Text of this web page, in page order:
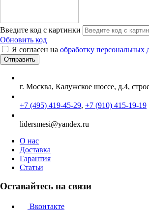
Введите код с картинки
Обновить код
Я согласен на обработку персональных
г. Москва, Калужское шоссе, д.4,
+7 (495) 419-45-29, +7 (910) 415-19-19
lidersmesi@yandex.ru
О нас
Доставка
Гарантия
Статьи
Оставайтесь на связи
Вконтакте